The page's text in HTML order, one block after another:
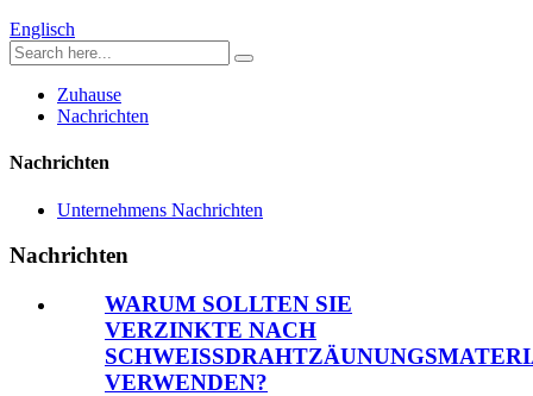
Englisch
Zuhause
Nachrichten
Nachrichten
Unternehmens Nachrichten
Nachrichten
WARUM SOLLTEN SIE
VERZINKTE NACH
VERWENDEN?